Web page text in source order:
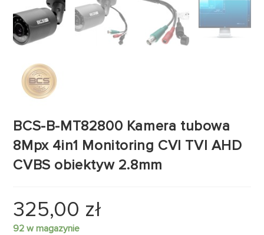
BCS-B-MT82800 Kamera tubowa
8Mpx 4in1 Monitoring CVI TVI AHD
CVBS obiektyw 2.8mm
325,00 zł
92 w magazynie